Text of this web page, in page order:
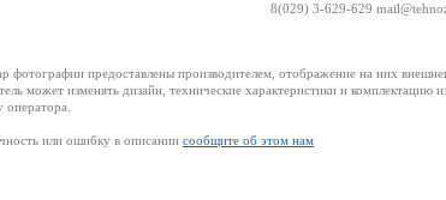
8(029) 3-629-629
предоставлены производителем, отображение на них
может изменять дизайн, технические характеристики и
оператора.
или ошибку в описании сообщите об этом нам